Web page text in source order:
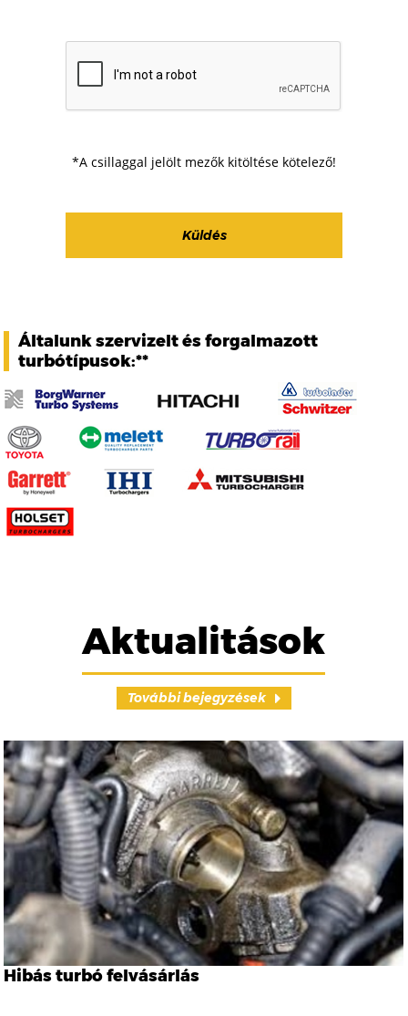
*A csillaggal jelölt mezők kitöltése kötelező!
Általunk szervizelt és forgalmazott
turbótípusok:**
Aktualitások
További bejegyzések
Hibás turbó felvásárlás